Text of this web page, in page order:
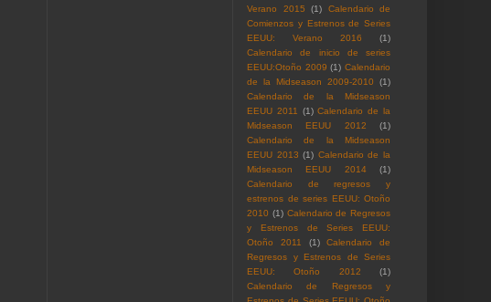
Verano 2015
(1)
Calendario de
Comienzos y Estrenos de Series
EEUU: Verano 2016
(1)
Calendario de inicio de series
EEUU:Otoño 2009 (1) Calendario
de la Midseason 2009-2010
(1)
Calendario de la Midseason
EEUU 2011 (1) Calendario de la
Midseason EEUU 2012
(1)
Calendario de la Midseason
EEUU 2013 (1) Calendario de la
Midseason EEUU 2014
(1)
Calendario de regresos y
estrenos de series EEUU: Otoño
2010 (1) Calendario de Regresos
y Estrenos de Series EEUU:
Otoño 2011
(1)
Calendario de
Regresos y Estrenos de Series
EEUU: Otoño 2012
(1)
Calendario de Regresos y